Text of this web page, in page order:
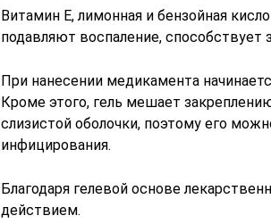
Витамин Е, лимонная и бензойная
подавляют воспаление,
При нанесении медикамента
Кроме этого, гель мешает
слизистой оболочки, поэтому его
инфицирования.
Благодаря гелевой основе
действием.